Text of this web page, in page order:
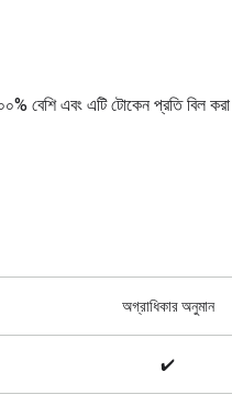
বেশি এবং এটি টোকেন প্রতি বিল
অগ্রাধিকার অনুমান
✔️